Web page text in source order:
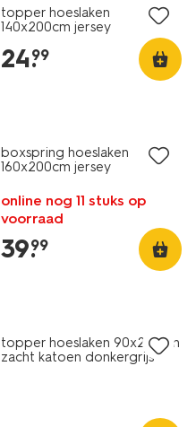
topper hoeslaken
140x200cm jersey
24.
99
boxspring hoeslaken
160x200cm jersey
online nog 11 stuks op
voorraad
39.
99
topper hoeslaken 90x220cm
zacht katoen donkergrijs